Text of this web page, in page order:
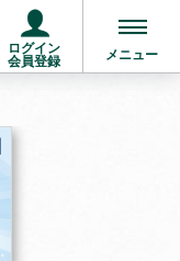
ログイン
会員登録
メニュー